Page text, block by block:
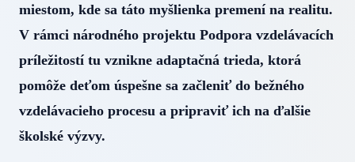
miestom, kde sa táto myšlienka premení na realitu.
V rámci národného projektu Podpora vzdelávacích
príležitostí tu vznikne adaptačná trieda, ktorá
pomôže deťom úspešne sa začleniť do bežného
vzdelávacieho procesu a pripraviť ich na ďalšie
školské výzvy.